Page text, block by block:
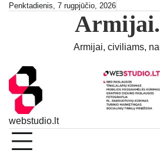
SkipPenktadienis, 7 rugpjūčio, 2026
Armijai, civiliams,
webstudio.lt